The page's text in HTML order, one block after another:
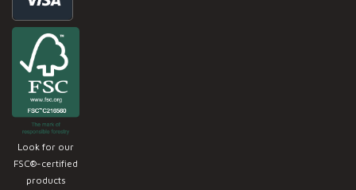
Look for our
FSC®-certified
products